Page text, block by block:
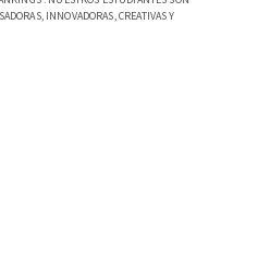
INNOVADORAS, CREATIVAS Y